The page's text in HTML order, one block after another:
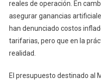
reales de operación. En
asegurar ganancias
han denunciado costos
tarifarias, pero que en la
realidad.
El presupuesto destinado al